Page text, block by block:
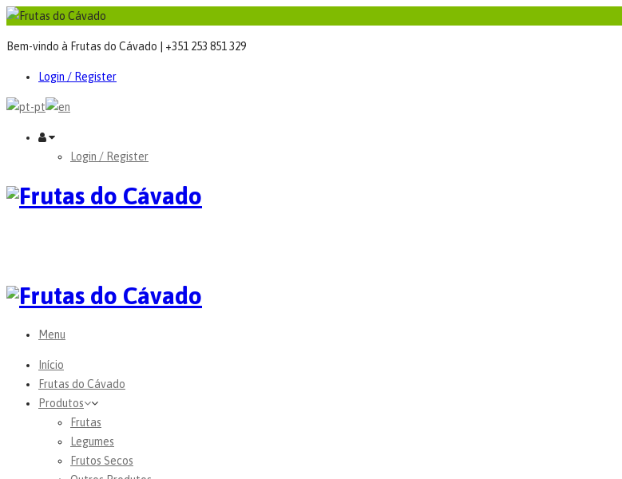
Bem-vindo à Frutas do Cávado | +351 253 851 329
Login / Register
Login / Register
Menu
Início
Frutas do Cávado
Produtos
Frutas
Legumes
Frutos Secos